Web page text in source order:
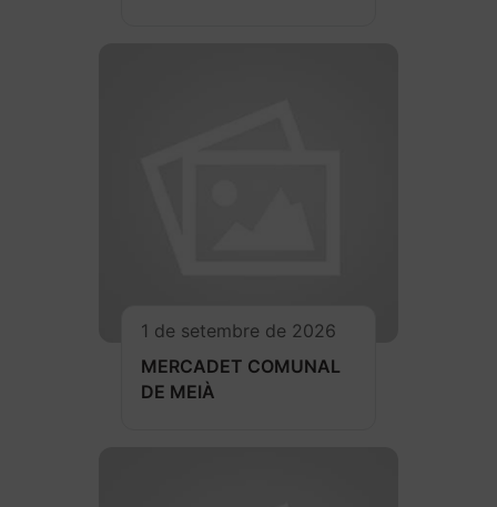
1 de setembre de 2026
MERCADET COMUNAL
DE MEIÀ